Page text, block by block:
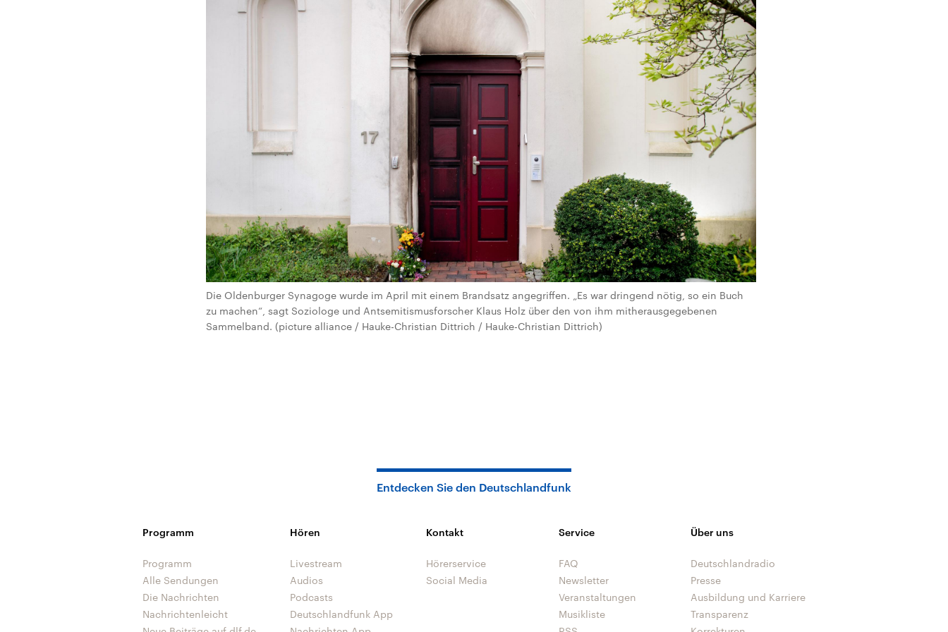
Die Oldenburger Synagoge wurde im April mit einem Brandsatz angegriffen. „Es war dringend nötig, so ein Buch
zu machen“, sagt Soziologe und Antsemitismusforscher Klaus Holz über den von ihm mitherausgegebenen
Sammelband. (picture alliance / Hauke-Christian Dittrich / Hauke-Christian Dittrich)
Entdecken Sie den Deutschlandfunk
Programm
Programm
Alle Sendungen
Die Nachrichten
Nachrichtenleicht
Hören
Livestream
Audios
Podcasts
Deutschlandfunk App
Kontakt
Hörerservice
Social Media
Service
FAQ
Newsletter
Veranstaltungen
Musikliste
Über uns
Deutschlandradio
Presse
Ausbildung und Karriere
Transparenz